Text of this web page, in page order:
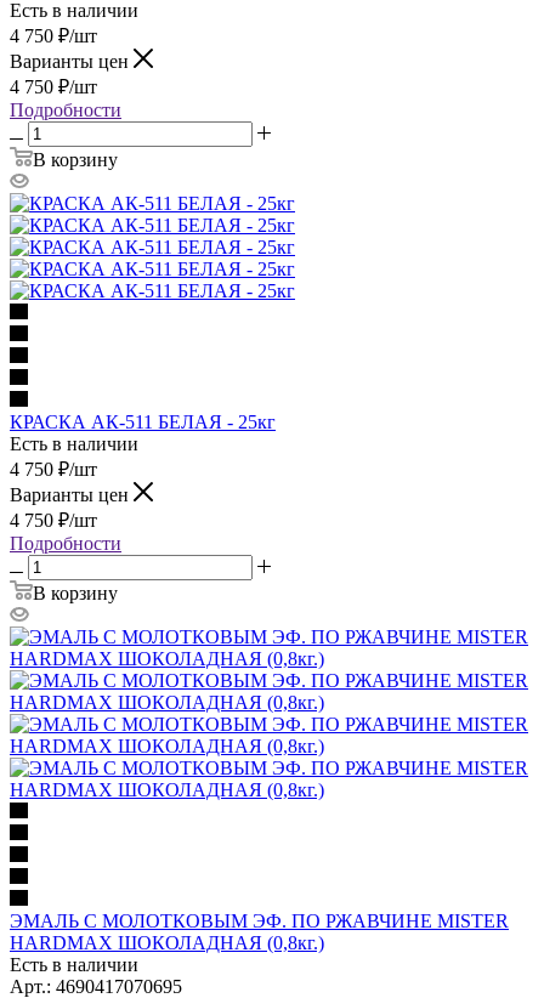
Есть в наличии
4 750 ₽/шт
Варианты цен
4 750 ₽/шт
Подробности
В корзину
КРАСКА АК-511 БЕЛАЯ - 25кг
Есть в наличии
4 750 ₽/шт
Варианты цен
4 750 ₽/шт
Подробности
В корзину
ЭМАЛЬ С МОЛОТКОВЫМ ЭФ. ПО РЖАВЧИНЕ MISTER
HARDMAX ШОКОЛАДНАЯ (0,8кг.)
Есть в наличии
Арт.: 4690417070695